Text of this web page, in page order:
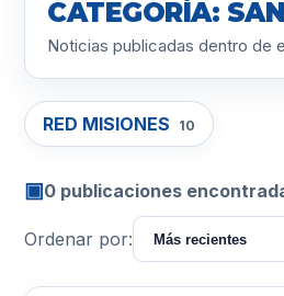
CATEGORÍA:
Noticias publicadas dentro de
RED MISIONES 10
▣0 publicaciones
Ordenar por: